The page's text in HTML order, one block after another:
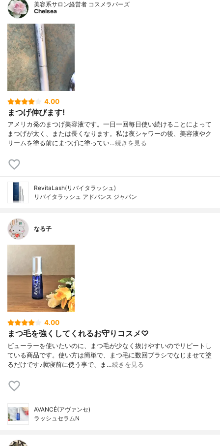
美容系サロン経営者 コスメラバーズ
Chelsea
4.00
まつげ伸びます!
アメリカ発のまつげ美容液です。一日一回毎日使い続けることによって
まつげが太く、または長くなります。私は夜シャワーの後、美容液やク
リームを塗る前にまつげに塗ってい…続きを見る
RevitaLash(リバイタラッシュ)
リバイタラッシュ アドバンス ジャパン
なる子
4.00
まつ毛を強くしてくれるお守りコスメ♡
ビューラーを使いたいのに、まつ毛が少なく抜けやすいのでリピートし
ている商品です。使い方は簡単で、まつ毛に数回ブラシでなじませて塗
るだけです♪就寝前に使う事で、ま…続きを見る
AVANCÉ(アヴァンセ)
ラッシュセラムN